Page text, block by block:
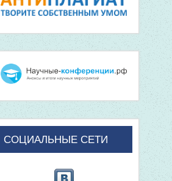
СОЦИАЛЬНЫЕ СЕТИ